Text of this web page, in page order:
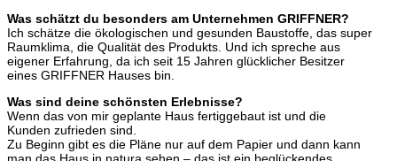
Was schätzt du besonders am Unternehmen GRIFFNER?
Ich schätze die ökologischen und gesunden Baustoffe, das super
Raumklima, die Qualität des Produkts. Und ich spreche aus
eigener Erfahrung, da ich seit 15 Jahren glücklicher Besitzer
eines GRIFFNER Hauses bin.
Was sind deine schönsten Erlebnisse?
Wenn das von mir geplante Haus fertiggebaut ist und die
Kunden zufrieden sind.
Zu Beginn gibt es die Pläne nur auf dem Papier und dann kann
man das Haus in natura sehen – das ist ein beglückendes